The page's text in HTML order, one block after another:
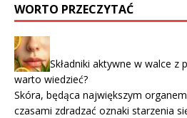
WORTO PRZECZYTAĆ
Składniki aktywne w walce z
warto wiedzieć?
Skóra, będąca największym
czasami zdradzać oznaki starzenia